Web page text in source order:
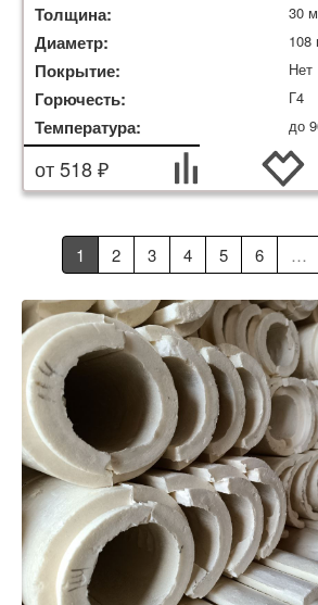
Толщина: 30
Диаметр: 108
Покрытие: Нет
Горючесть: Г4
Температура: до
от 518 ₽
1 2 3 4 5 6 …